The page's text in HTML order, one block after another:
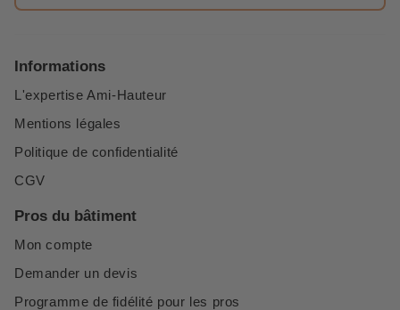
Informations
L'expertise Ami-Hauteur
Mentions légales
Politique de confidentialité
CGV
Pros du bâtiment
Mon compte
Demander un devis
Programme de fidélité pour les pros